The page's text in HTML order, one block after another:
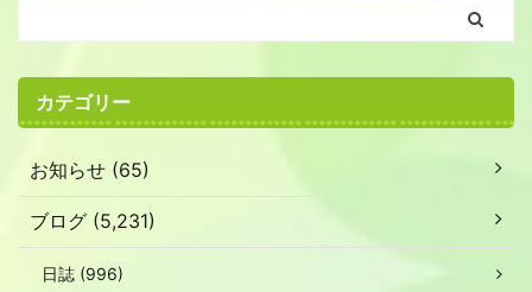
カテゴリー
お知らせ (65)
ブログ (5,231)
日誌 (996)